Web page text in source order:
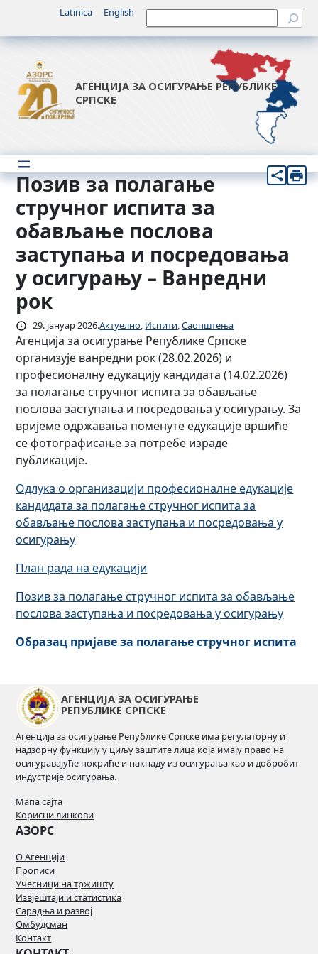
садржај
Latinica English Претрага
АГЕНЦИЈА ЗА ОСИГУРАЊЕ РЕПУБЛИКЕ
СРПСКЕ
Позив за полагање
стручног испита за
обављање послова
заступања и посредовања
у осигурању – Ванредни
рок
29. јануар 2026.Актуелно, Испити, Саопштења
Агенција за осигурање Републике Српске
организује ванредни рок (28.02.2026) и
професионалну едукацију кандидата (14.02.2026)
за полагање стручног испита за обављање
послова заступања и посредовања у осигурању. За
вријеме одржавања поменуте едукације вршиће
се фотографисање за потребе израде
публикације.
Одлука о организацији професионалне едукације
кандидата за полагање стручног испита за
обављање послова заступања и посредовања у
осигурању
План рада на едукацији
Позив за полагање стручног испита за обављање
послова заступања и посредовања у осигурању
Образац пријаве за полагање стручног испита
АГЕНЦИЈА ЗА ОСИГУРАЊЕ
РЕПУБЛИКЕ СРПСКЕ
Агенција за осигурање Републике Српске има регулаторну и
надзорну функцију у циљу заштите лица која имају право на
осигуравајуће покриће и накнаду из осигурања као и добробит
индустрије осигурања.
Мапа сајта
Корисни линкови
АЗОРС
О Агенцији
Прописи
Учесници на тржишту
Извјештаји и статистика
Сарадња и развој
Омбудсман
Контакт